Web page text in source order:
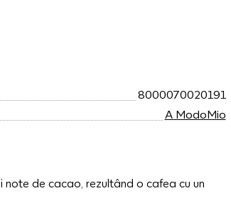
8000070020191
A ModoMio
note de cacao, rezultând o cafea cu un